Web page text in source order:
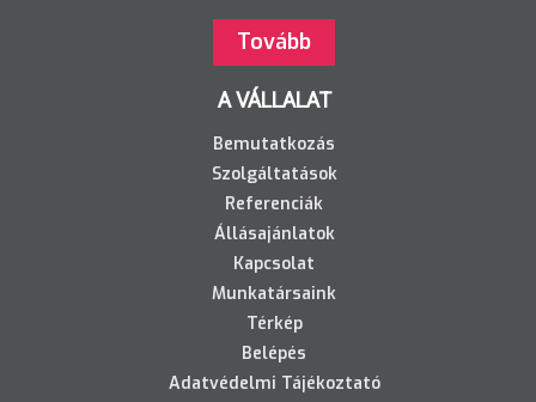
Tovább
A VÁLLALAT
Bemutatkozás
Szolgáltatások
Referenciák
Állásajánlatok
Kapcsolat
Munkatársaink
Térkép
Belépés
Adatvédelmi Tájékoztató